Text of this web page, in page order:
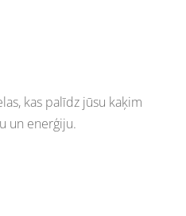
kas palīdz jūsu kaķim
un enerģiju.